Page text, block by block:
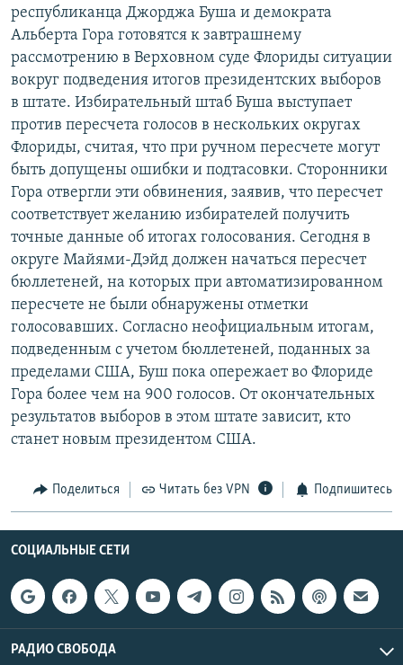
Все сайты РСЕ/РС
республиканца Джорджа Буша и демократа
Альберта Гора готовятся к завтрашнему
рассмотрению в Верховном суде Флориды ситуации
вокруг подведения итогов президентских выборов
в штате. Избирательный штаб Буша выступает
против пересчета голосов в нескольких округах
Флориды, считая, что при ручном пересчете могут
быть допущены ошибки и подтасовки. Сторонники
Гора отвергли эти обвинения, заявив, что пересчет
соответствует желанию избирателей получить
точные данные об итогах голосования. Сегодня в
округе Майями-Дэйд должен начаться пересчет
бюллетеней, на которых при автоматизированном
пересчете не были обнаружены отметки
голосовавших. Согласно неофициальным итогам,
подведенным с учетом бюллетеней, поданных за
пределами США, Буш пока опережает во Флориде
Гора более чем на 900 голосов. От окончательных
результатов выборов в этом штате зависит, кто
станет новым президентом США.
Поделиться Читать без VPN Подпишитесь
СОЦИАЛЬНЫЕ СЕТИ
РАДИО СВОБОДА